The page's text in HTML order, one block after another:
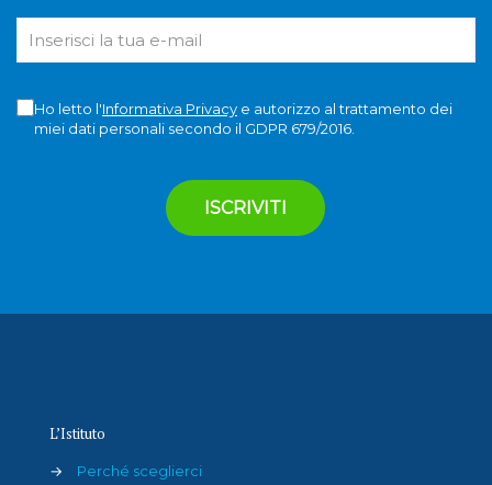
Ho letto l'Informativa Privacye autorizzo al trattamento dei
miei dati personali secondo il GDPR 679/2016.
L’Istituto
→
Perché sceglierci